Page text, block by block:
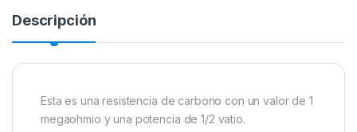
Descripción
Esta es una resistencia de carbono con un valor de 1
megaohmio y una potencia de 1/2 vatio.